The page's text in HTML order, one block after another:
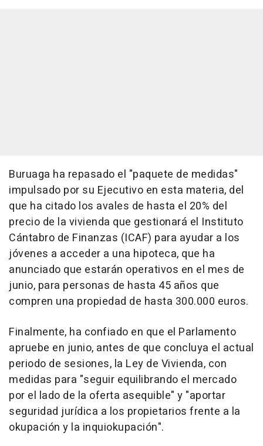
Buruaga ha repasado el "paquete de medidas"
impulsado por su Ejecutivo en esta materia, del
que ha citado los avales de hasta el 20% del
precio de la vivienda que gestionará el Instituto
Cántabro de Finanzas (ICAF) para ayudar a los
jóvenes a acceder a una hipoteca, que ha
anunciado que estarán operativos en el mes de
junio, para personas de hasta 45 años que
compren una propiedad de hasta 300.000 euros.
Finalmente, ha confiado en que el Parlamento
apruebe en junio, antes de que concluya el actual
periodo de sesiones, la Ley de Vivienda, con
medidas para "seguir equilibrando el mercado
por el lado de la oferta asequible" y "aportar
seguridad jurídica a los propietarios frente a la
okupación y la inquiokupación".